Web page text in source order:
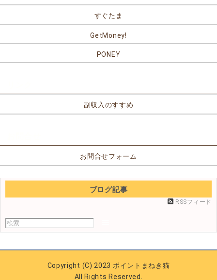
すぐたま
GetMoney!
PONEY
副収入のすすめ
お問合せフォーム
ブログ記事
RSSフィード
Copyright (C) 2023 ポイントまねき猫
All Rights Reserved.